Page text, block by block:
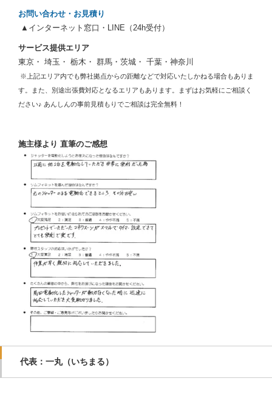
お問い合わせ・お見積り
▲インターネット窓口・LINE（24h受付）
サービス提供エリア
東京・ 埼玉・ 栃木・ 群馬・茨城・ 千葉・神奈川
※上記エリア内でも弊社拠点からの距離などで対応いたしかねる場合もありま
す。また、別途出張費対応となるエリアもあります。まずはお気軽にご相談く
ださい♪ あんしんの事前見積もりでご相談は完全無料！
施主様より 直筆のご感想
代表：一丸（いちまる）